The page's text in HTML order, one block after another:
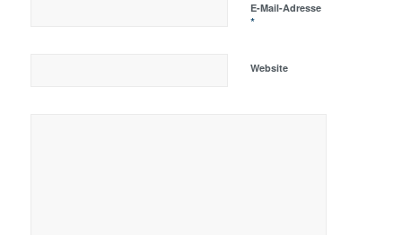
E-Mail-Adresse
*
Website